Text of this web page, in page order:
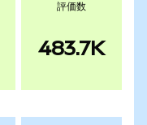
評価数
483.7K